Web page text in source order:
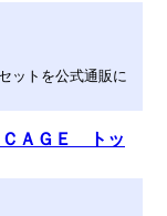
ットを公式通販に
ＣＡＧＥ トッ